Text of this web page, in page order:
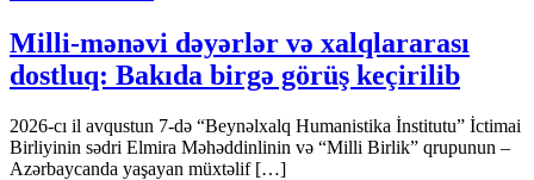
Milli-mənəvi dəyərlər və xalqlararası
dostluq: Bakıda birgə görüş keçirilib
2026-cı il avqustun 7-də “Beynəlxalq Humanistika İnstitutu” İctimai
Birliyinin sədri Elmira Məhəddinlinin və “Milli Birlik” qrupunun –
Azərbaycanda yaşayan müxtəlif […]